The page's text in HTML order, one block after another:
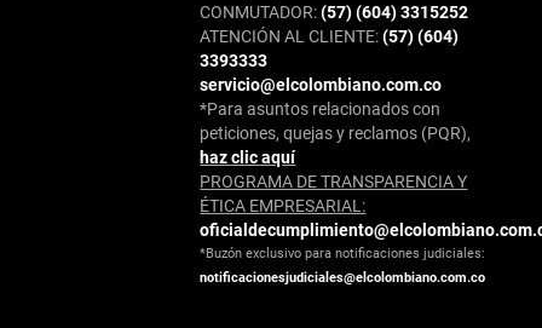
CONMUTADOR:(57) (604) 3315252
ATENCIÓN AL CLIENTE:(57) (604)
3393333
servicio@elcolombiano.com.co
*Para asuntos relacionados con
peticiones, quejas y reclamos (PQR),
haz clic aquí
PROGRAMA DE TRANSPARENCIA Y
ÉTICA EMPRESARIAL:
*Buzón exclusivo para notificaciones judiciales:
notificacionesjudiciales@elcolombiano.com.co